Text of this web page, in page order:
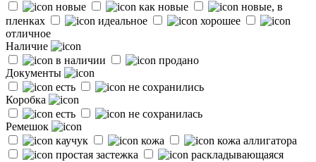
новые
как новые
новые, в
пленках
идеальное
хорошее
отличное
Наличие
в наличии
продано
Документы
есть
не сохранились
Коробка
есть
не сохранилась
Ремешок
каучук
кожа
кожа аллигатора
простая застежка
раскладывающаяся